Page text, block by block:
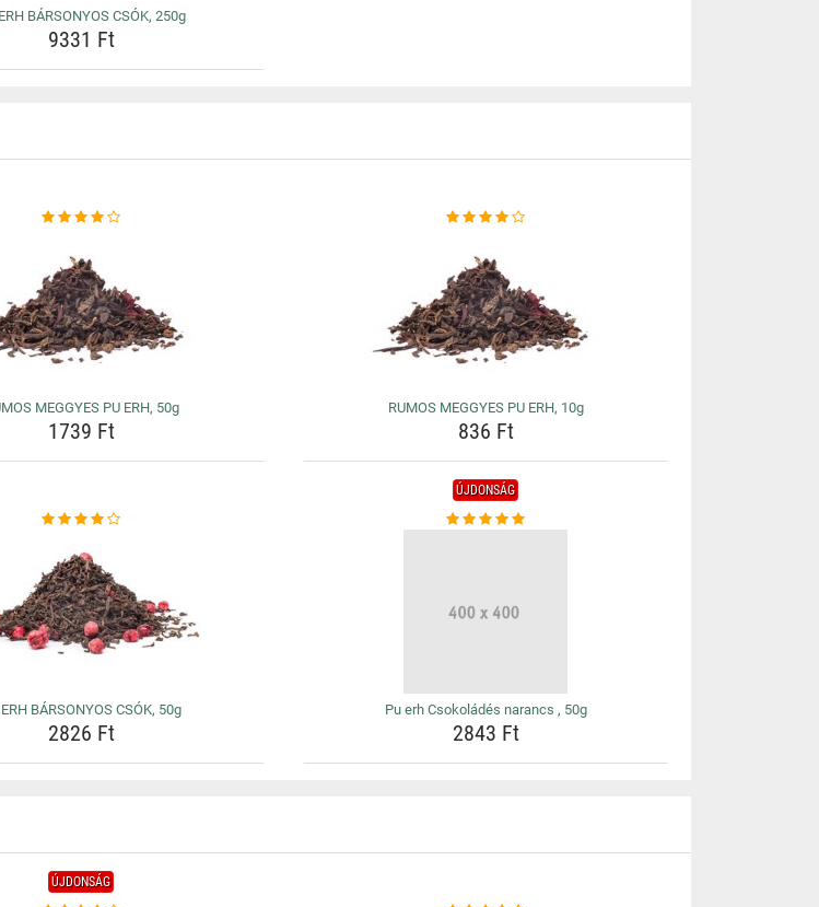
BÁRSONYOS CSÓK, 250g
9331 Ft
MEGGYES PU ERH, 50g
1739 Ft
RUMOS MEGGYES PU ERH, 10g
836 Ft
BÁRSONYOS CSÓK, 50g
2826 Ft
ÚJDONSÁG
Pu erh Csokoládés narancs , 50g
2843 Ft
ÚJDONSÁG